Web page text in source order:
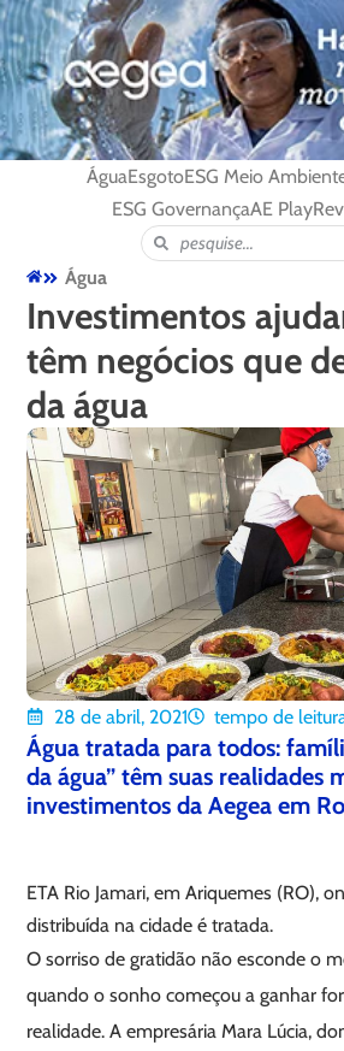
ÁguaEsgotoESG Meio
ESG GovernançaAE Play
Água
Investimentos
têm negócios que
da água
28 de abril, 2021 tempo de
Água tratada para todos:
da água” têm suas realidades
investimentos da Aegea em
ETA Rio Jamari, em Ariquemes (RO),
distribuída na cidade é tratada.
O sorriso de gratidão não esconde o
quando o sonho começou a ganhar
realidade. A empresária Mara Lúcia,